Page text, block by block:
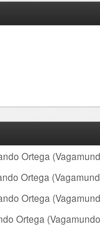
Ortega
Ortega
Ortega
Ortega